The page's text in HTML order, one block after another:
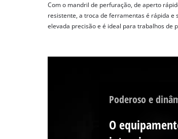
Com o mandril de perfuração, de aperto
resistente, a troca de ferramentas é rápida e
elevada precisão e é ideal para trabalhos de
Poderoso e
O